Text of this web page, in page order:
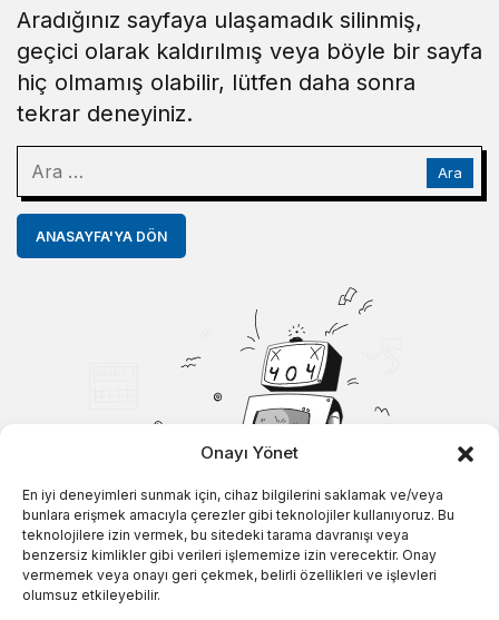
Onayı Yönet
En iyi deneyimleri sunmak için, cihaz bilgilerini saklamak ve/veya
bunlara erişmek amacıyla çerezler gibi teknolojiler kullanıyoruz. Bu
teknolojilere izin vermek, bu sitedeki tarama davranışı veya
benzersiz kimlikler gibi verileri işlememize izin verecektir. Onay
vermemek veya onayı geri çekmek, belirli özellikleri ve işlevleri
olumsuz etkileyebilir.
Aradığınız sayfaya ulaşamadık silinmiş,
geçici olarak kaldırılmış veya böyle bir sayfa
hiç olmamış olabilir, lütfen daha sonra
tekrar deneyiniz.
ANASAYFA'YA DÖN